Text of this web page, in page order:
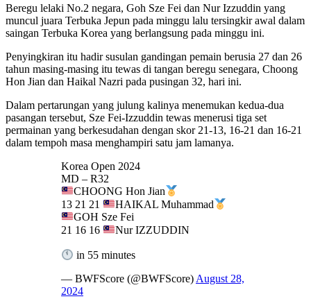
Beregu lelaki No.2 negara, Goh Sze Fei dan Nur Izzuddin yang
muncul juara Terbuka Jepun pada minggu lalu tersingkir awal dalam
saingan Terbuka Korea yang berlangsung pada minggu ini.
Penyingkiran itu hadir susulan gandingan pemain berusia 27 dan 26
tahun masing-masing itu tewas di tangan beregu senegara, Choong
Hon Jian dan Haikal Nazri pada pusingan 32, hari ini.
Dalam pertarungan yang julung kalinya menemukan kedua-dua
pasangan tersebut, Sze Fei-Izzuddin tewas menerusi tiga set
permainan yang berkesudahan dengan skor 21-13, 16-21 dan 16-21
dalam tempoh masa menghampiri satu jam lamanya.
Korea Open 2024
MD – R32
CHOONG Hon Jian
13 21 21
HAIKAL Muhammad
GOH Sze Fei
21 16 16
Nur IZZUDDIN
in 55 minutes
— BWFScore (@BWFScore)August 28,
2024